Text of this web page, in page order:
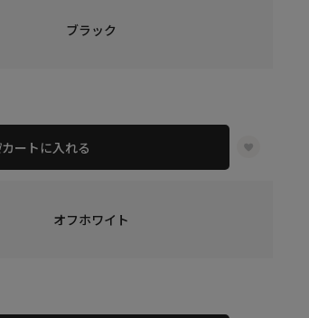
ブラック
カートに入れる
オフホワイト